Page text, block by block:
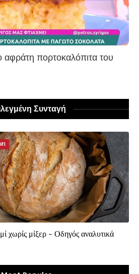
αφράτη πορτοκαλόπιτα του
Συνταγή
χωρίς μίξερ - Οδηγός αναλυτικά